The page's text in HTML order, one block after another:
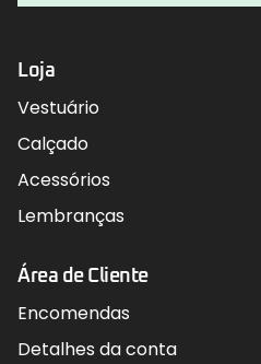
Loja
Vestuário
Calçado
Acessórios
Lembranças
Área de Cliente
Encomendas
Detalhes da conta